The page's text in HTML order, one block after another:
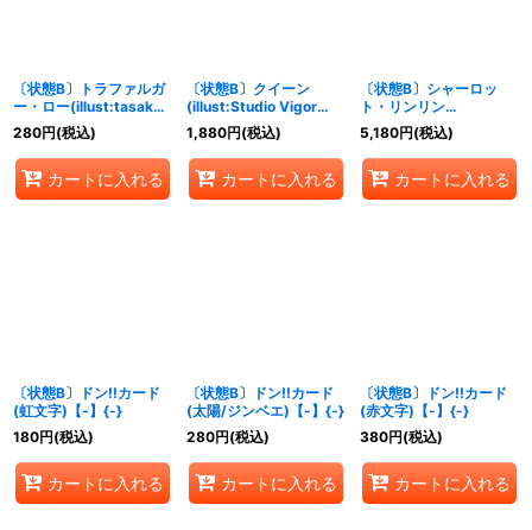
〔状態B〕トラファルガ
ー・ロー(illust:tasaka)
【C】{ST03-008}
280円(税込)
カートに入れる
〔状態B〕クイーン
(illust:Studio Vigor
Co.Ltd)【C】{ST04-
005}
1,880円(税込)
カートに入れる
〔状態B〕シャーロッ
ト・リンリン
(illust:Hatori Kyoka)
【SR】{ST07-010}
5,180円(税込)
カートに入れる
〔状態B〕ドン!!カード
(虹文字)【-】{-}
180円(税込)
カートに入れる
〔状態B〕ドン!!カード
(太陽/ジンベエ)【-】{-}
280円(税込)
カートに入れる
〔状態B〕ドン!!カード
(赤文字)【-】{-}
380円(税込)
カートに入れる